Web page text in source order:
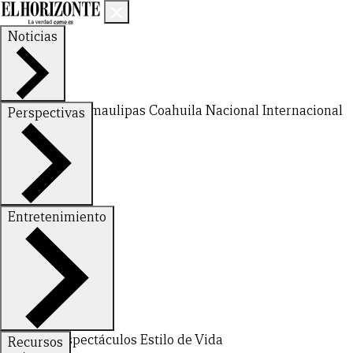
Noticias
Nuevo LeónTamaulipas Coahuila NacionalInternacional
Perspectivas
FinanzasOpinión
Entretenimiento
DeportesEspectáculos Estilo de Vida
Recursos
CERRAR